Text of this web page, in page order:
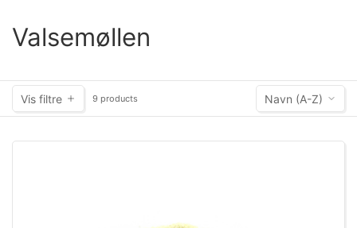
Valsemøllen
Vis filtre 9 products Navn (A-Z)